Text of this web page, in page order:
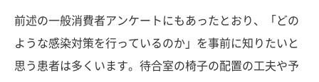
前述の一般消費者アンケートにもあったとおり、「どの
ような感染対策を行っているのか」を事前に知りたいと
思う患者は多くいます。待合室の椅子の配置の工夫や予